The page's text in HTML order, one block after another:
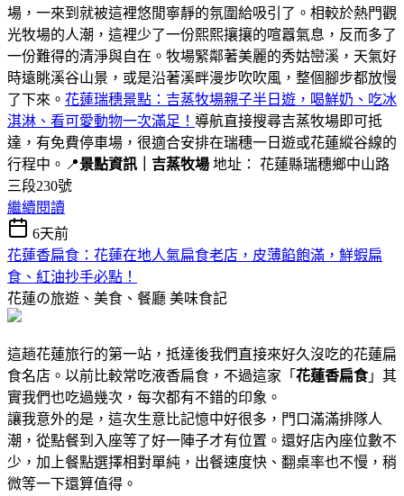
場，一來到就被這裡悠閒寧靜的氛圍給吸引了。相較於熱門觀
光牧場的人潮，這裡少了一份熙熙攘攘的喧囂氣息，反而多了
一份難得的清淨與自在。牧場緊鄰著美麗的秀姑巒溪，天氣好
時遠眺溪谷山景，或是沿著溪畔漫步吹吹風，整個腳步都放慢
了下來。 花蓮瑞穗景點：吉蒸牧場親子半日遊，喝鮮奶、吃冰
淇淋、看可愛動物一次滿足！ 導航直接搜尋吉蒸牧場即可抵
達，有免費停車場，很適合安排在瑞穗一日遊或花蓮縱谷線的
行程中。📍景點資訊｜吉蒸牧場 地址： 花蓮縣瑞穗鄉中山路
三段230號
繼續閱讀
6天前
花蓮香扁食：花蓮在地人氣扁食老店，皮薄餡飽滿，鮮蝦扁
食、紅油抄手必點！
花蓮の旅遊、美食、餐廳 美味食記
這趟花蓮旅行的第一站，抵達後我們直接來好久沒吃的花蓮扁
食名店。以前比較常吃液香扁食，不過這家「 花蓮香扁食」其
實我們也吃過幾次，每次都有不錯的印象。
讓我意外的是，這次生意比記憶中好很多，門口滿滿排隊人
潮，從點餐到入座等了好一陣子才有位置。還好店內座位數不
少，加上餐點選擇相對單純，出餐速度快、翻桌率也不慢，稍
微等一下還算值得。